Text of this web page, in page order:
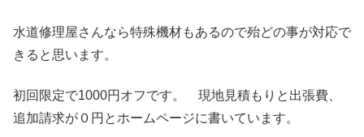
水道修理屋さんなら特殊機材もあるので殆どの事が対応で
きると思います。
初回限定で1000円オフです。 現地見積もりと出張費、
追加請求が０円とホームページに書いています。